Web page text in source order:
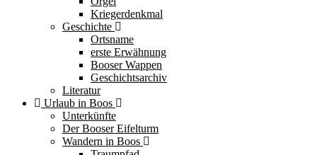
Kriegerdenkmal
Geschichte
Ortsname
erste Erwähnung
Booser Wappen
Geschichtsarchiv
Literatur
Urlaub in Boos
Unterkünfte
Der Booser Eifelturm
Wandern in Boos